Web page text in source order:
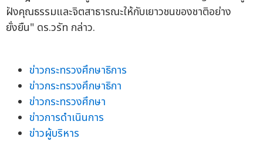
ฝังคุณธรรมและจิตสาธารณะให้กับเยาวชนของชาติอย่าง
ยั่งยืน" ดร.วรัท กล่าว.
ข่าวกระทรวงศึกษาธิการ
ข่าวกระทรวงศึกษาธิกา
ข่าวกระทรวงศึกษา
ข่าวการดำเนินการ
ข่าวผู้บริหาร